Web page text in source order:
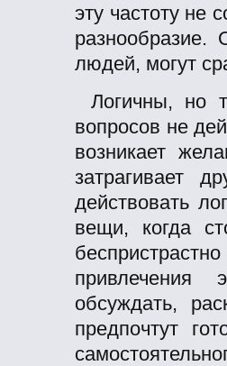
эту частоту не
людей, могут
Логичны, но
вопросов не
возникает
затрагивает
действовать
вещи, когда
обсуждать,
предпочтут